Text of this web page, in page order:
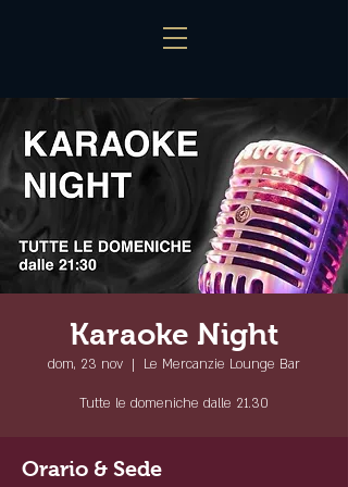
Karaoke Night
dom, 23 nov
  |
Le Mercanzie Lounge Bar
Tutte le domeniche dalle 21.30
Orario & Sede